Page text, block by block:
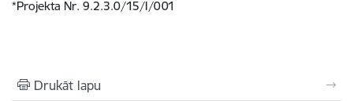
*Projekta Nr. 9.2.3.0/15/I/001
Drukāt lapu